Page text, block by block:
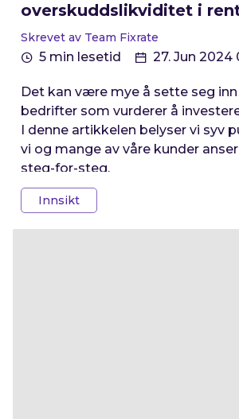
overskuddslikviditet i
Skrevet av Team Fixrate
5 min lesetid 27. Jun 2024
Det kan være mye å sette seg
bedrifter som vurderer å
I denne artikkelen belyser vi syv
vi og mange av våre kunder
steg-for-steg.
Innsikt